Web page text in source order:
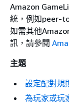
Amazon
統，例如peer-
如需其他
訊，請參閱
主題
設定配對規
為玩家或玩